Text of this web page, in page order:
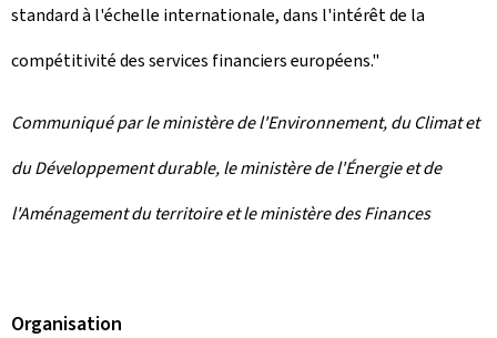
standard à l'échelle internationale, dans l'intérêt de la
compétitivité des services financiers européens."
Communiqué par le ministère de l'Environnement, du Climat et
du Développement durable, le ministère de l'Énergie et de
l'Aménagement du territoire et le ministère des Finances
Organisation